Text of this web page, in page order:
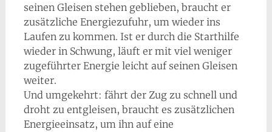
seinen Gleisen stehen geblieben, braucht er
zusätzliche Energiezufuhr, um wieder ins
Laufen zu kommen. Ist er durch die Starthilfe
wieder in Schwung, läuft er mit viel weniger
zugeführter Energie leicht auf seinen Gleisen
weiter.
Und umgekehrt: fährt der Zug zu schnell und
droht zu entgleisen, braucht es zusätzlichen
Energieeinsatz, um ihn auf eine